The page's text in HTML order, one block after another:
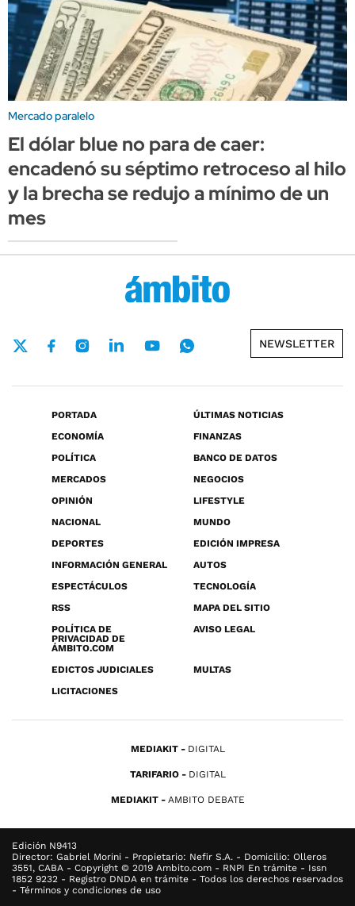
Mercado paralelo
El dólar blue no para de caer:
encadenó su séptimo retroceso al hilo
y la brecha se redujo a mínimo de un
mes
NEWSLETTER
PORTADA
ÚLTIMAS NOTICIAS
ECONOMÍA
FINANZAS
POLÍTICA
BANCO DE DATOS
MERCADOS
NEGOCIOS
OPINIÓN
LIFESTYLE
NACIONAL
MUNDO
DEPORTES
EDICIÓN IMPRESA
INFORMACIÓN GENERAL
AUTOS
ESPECTÁCULOS
TECNOLOGÍA
RSS
MAPA DEL SITIO
POLÍTICA DE
PRIVACIDAD DE
ÁMBITO.COM
AVISO LEGAL
EDICTOS JUDICIALES
MULTAS
LICITACIONES
MEDIAKIT DIGITAL
TARIFARIO DIGITAL
MEDIAKIT AMBITO DEBATE
Edición N9413
Director: Gabriel Morini - Propietario: Nefir S.A. - Domicilio: Olleros
3551, CABA - Copyright © 2019 Ambito.com - RNPI En trámite - Issn
1852 9232 - Registro DNDA en trámite - Todos los derechos reservados
- Términos y condiciones de uso